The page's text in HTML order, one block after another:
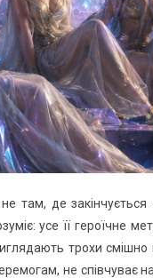
не там, де
усе її героїчне
трохи смішно
не співчуває